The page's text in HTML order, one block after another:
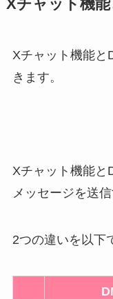
Xチャット機
Xチャット機能と
きます。
Xチャット機能と
メッセージを送
2つの違いを以下